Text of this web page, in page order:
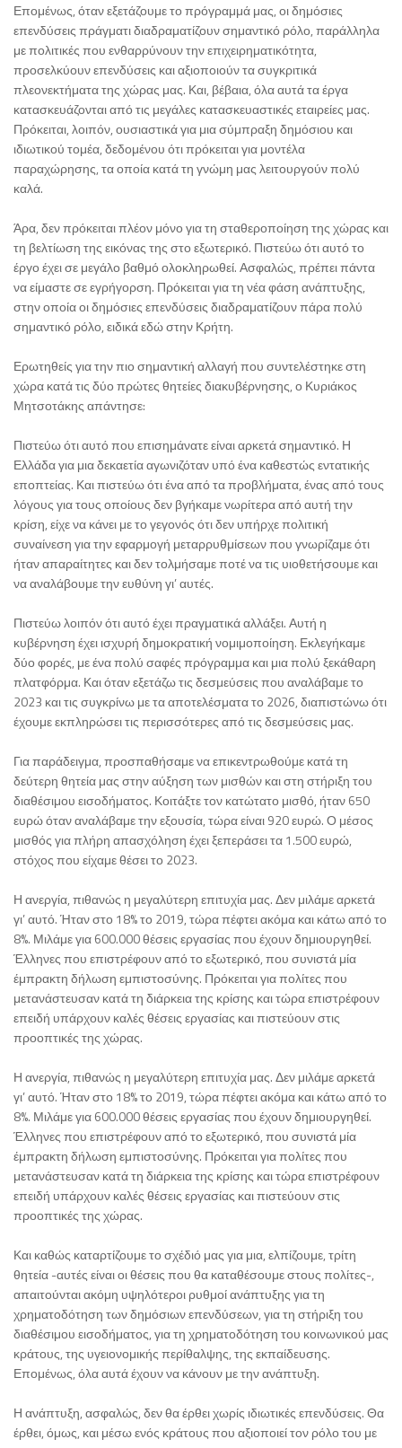
Επομένως, όταν εξετάζουμε το πρόγραμμά μας, οι δημόσιες
επενδύσεις πράγματι διαδραματίζουν σημαντικό ρόλο, παράλληλα
με πολιτικές που ενθαρρύνουν την επιχειρηματικότητα,
προσελκύουν επενδύσεις και αξιοποιούν τα συγκριτικά
πλεονεκτήματα της χώρας μας. Και, βέβαια, όλα αυτά τα έργα
κατασκευάζονται από τις μεγάλες κατασκευαστικές εταιρείες μας.
Πρόκειται, λοιπόν, ουσιαστικά για μια σύμπραξη δημόσιου και
ιδιωτικού τομέα, δεδομένου ότι πρόκειται για μοντέλα
παραχώρησης, τα οποία κατά τη γνώμη μας λειτουργούν πολύ
καλά.
Άρα, δεν πρόκειται πλέον μόνο για τη σταθεροποίηση της χώρας και
τη βελτίωση της εικόνας της στο εξωτερικό. Πιστεύω ότι αυτό το
έργο έχει σε μεγάλο βαθμό ολοκληρωθεί. Ασφαλώς, πρέπει πάντα
να είμαστε σε εγρήγορση. Πρόκειται για τη νέα φάση ανάπτυξης,
στην οποία οι δημόσιες επενδύσεις διαδραματίζουν πάρα πολύ
σημαντικό ρόλο, ειδικά εδώ στην Κρήτη.
Ερωτηθείς για την πιο σημαντική αλλαγή που συντελέστηκε στη
χώρα κατά τις δύο πρώτες θητείες διακυβέρνησης, ο Κυριάκος
Μητσοτάκης απάντησε:
Πιστεύω ότι αυτό που επισημάνατε είναι αρκετά σημαντικό. Η
Ελλάδα για μια δεκαετία αγωνιζόταν υπό ένα καθεστώς εντατικής
εποπτείας. Και πιστεύω ότι ένα από τα προβλήματα, ένας από τους
λόγους για τους οποίους δεν βγήκαμε νωρίτερα από αυτή την
κρίση, είχε να κάνει με το γεγονός ότι δεν υπήρχε πολιτική
συναίνεση για την εφαρμογή μεταρρυθμίσεων που γνωρίζαμε ότι
ήταν απαραίτητες και δεν τολμήσαμε ποτέ να τις υιοθετήσουμε και
να αναλάβουμε την ευθύνη γι’ αυτές.
Πιστεύω λοιπόν ότι αυτό έχει πραγματικά αλλάξει. Αυτή η
κυβέρνηση έχει ισχυρή δημοκρατική νομιμοποίηση. Εκλεγήκαμε
δύο φορές, με ένα πολύ σαφές πρόγραμμα και μια πολύ ξεκάθαρη
πλατφόρμα. Και όταν εξετάζω τις δεσμεύσεις που αναλάβαμε το
2023 και τις συγκρίνω με τα αποτελέσματα το 2026, διαπιστώνω ότι
έχουμε εκπληρώσει τις περισσότερες από τις δεσμεύσεις μας.
Για παράδειγμα, προσπαθήσαμε να επικεντρωθούμε κατά τη
δεύτερη θητεία μας στην αύξηση των μισθών και στη στήριξη του
διαθέσιμου εισοδήματος. Κοιτάξτε τον κατώτατο μισθό, ήταν 650
ευρώ όταν αναλάβαμε την εξουσία, τώρα είναι 920 ευρώ. Ο μέσος
μισθός για πλήρη απασχόληση έχει ξεπεράσει τα 1.500 ευρώ,
στόχος που είχαμε θέσει το 2023.
Η ανεργία, πιθανώς η μεγαλύτερη επιτυχία μας. Δεν μιλάμε αρκετά
γι’ αυτό. Ήταν στο 18% το 2019, τώρα πέφτει ακόμα και κάτω από το
8%. Μιλάμε για 600.000 θέσεις εργασίας που έχουν δημιουργηθεί.
Έλληνες που επιστρέφουν από το εξωτερικό, που συνιστά μία
έμπρακτη δήλωση εμπιστοσύνης. Πρόκειται για πολίτες που
μετανάστευσαν κατά τη διάρκεια της κρίσης και τώρα επιστρέφουν
επειδή υπάρχουν καλές θέσεις εργασίας και πιστεύουν στις
προοπτικές της χώρας.
Η ανεργία, πιθανώς η μεγαλύτερη επιτυχία μας. Δεν μιλάμε αρκετά
γι’ αυτό. Ήταν στο 18% το 2019, τώρα πέφτει ακόμα και κάτω από το
8%. Μιλάμε για 600.000 θέσεις εργασίας που έχουν δημιουργηθεί.
Έλληνες που επιστρέφουν από το εξωτερικό, που συνιστά μία
έμπρακτη δήλωση εμπιστοσύνης. Πρόκειται για πολίτες που
μετανάστευσαν κατά τη διάρκεια της κρίσης και τώρα επιστρέφουν
επειδή υπάρχουν καλές θέσεις εργασίας και πιστεύουν στις
προοπτικές της χώρας.
Και καθώς καταρτίζουμε το σχέδιό μας για μια, ελπίζουμε, τρίτη
θητεία -αυτές είναι οι θέσεις που θα καταθέσουμε στους πολίτες-,
απαιτούνται ακόμη υψηλότεροι ρυθμοί ανάπτυξης για τη
χρηματοδότηση των δημόσιων επενδύσεων, για τη στήριξη του
διαθέσιμου εισοδήματος, για τη χρηματοδότηση του κοινωνικού μας
κράτους, της υγειονομικής περίθαλψης, της εκπαίδευσης.
Επομένως, όλα αυτά έχουν να κάνουν με την ανάπτυξη.
Η ανάπτυξη, ασφαλώς, δεν θα έρθει χωρίς ιδιωτικές επενδύσεις. Θα
έρθει, όμως, και μέσω ενός κράτους που αξιοποιεί τον ρόλο του με